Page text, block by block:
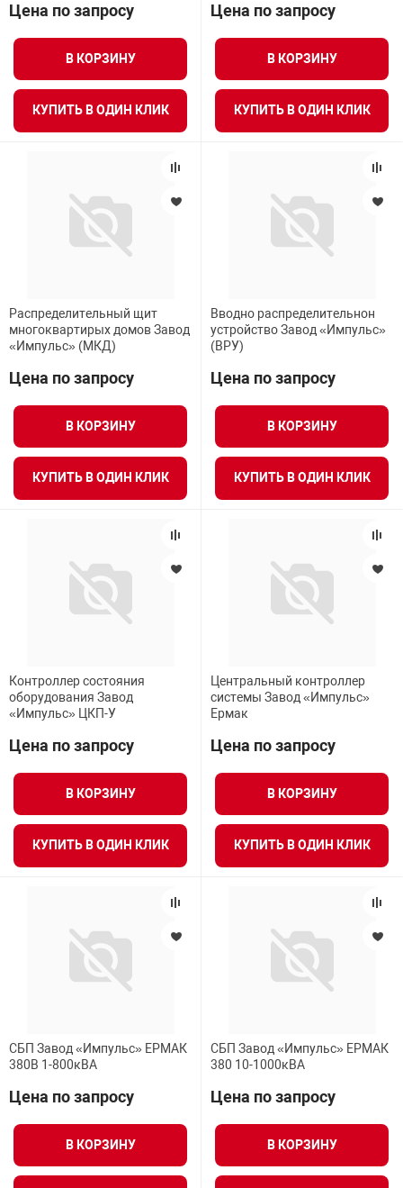
Цена по запросу
В КОРЗИНУ
КУПИТЬ В ОДИН КЛИК
Цена по запросу
В КОРЗИНУ
КУПИТЬ В ОДИН КЛИК
Распределительный щит
многоквартирых домов Завод
«Импульс» (МКД)
Цена по запросу
В КОРЗИНУ
КУПИТЬ В ОДИН КЛИК
Вводно распределительнон
устройство Завод «Импульс»
(ВРУ)
Цена по запросу
В КОРЗИНУ
КУПИТЬ В ОДИН КЛИК
Контроллер состояния
оборудования Завод
«Импульс» ЦКП-У
Цена по запросу
В КОРЗИНУ
КУПИТЬ В ОДИН КЛИК
Центральный контроллер
системы Завод «Импульс»
Ермак
Цена по запросу
В КОРЗИНУ
КУПИТЬ В ОДИН КЛИК
СБП Завод «Импульс» ЕРМАК
380В 1-800кВА
Цена по запросу
В КОРЗИНУ
СБП Завод «Импульс» ЕРМАК
380 10-1000кВА
Цена по запросу
В КОРЗИНУ